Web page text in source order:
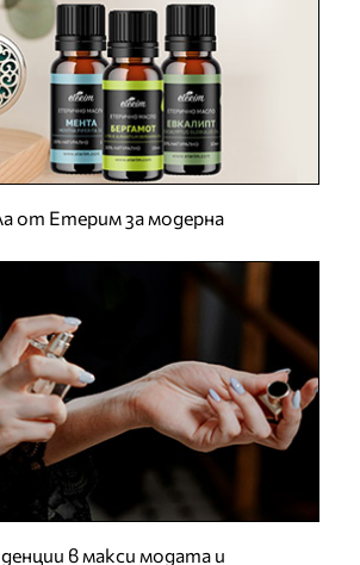
от Етерим за модерна
в макси модата и